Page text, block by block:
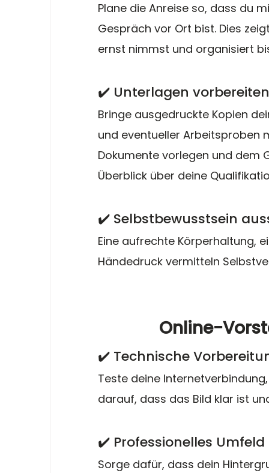
Plane die Anreise so, dass du
Gespräch vor Ort bist. Dies
ernst nimmst und organisiert
✔️ Unterlagen vorbereiten
Bringe ausgedruckte Kopien
und eventueller Arbeitsproben
Dokumente vorlegen und dem
Überblick über deine
✔️ Selbstbewusstsein
Eine aufrechte Körperhaltung,
Händedruck vermitteln
Online-
✔️ Technische
Teste deine
darauf, dass das Bild klar ist
✔️ Professionelles
Sorge dafür, dass dein